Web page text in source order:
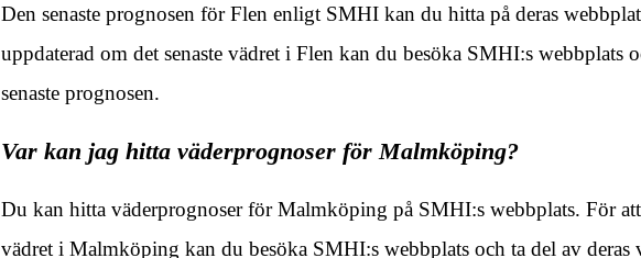
Den senaste prognosen för Flen enligt SMHI kan du hitta på deras
uppdaterad om det senaste vädret i Flen kan du besöka SMHI:s webbplats
senaste prognosen.
Var kan jag hitta väderprognoser för Malmköping?
Du kan hitta väderprognoser för Malmköping på SMHI:s webbplats. För
vädret i Malmköping kan du besöka SMHI:s webbplats och ta del av deras